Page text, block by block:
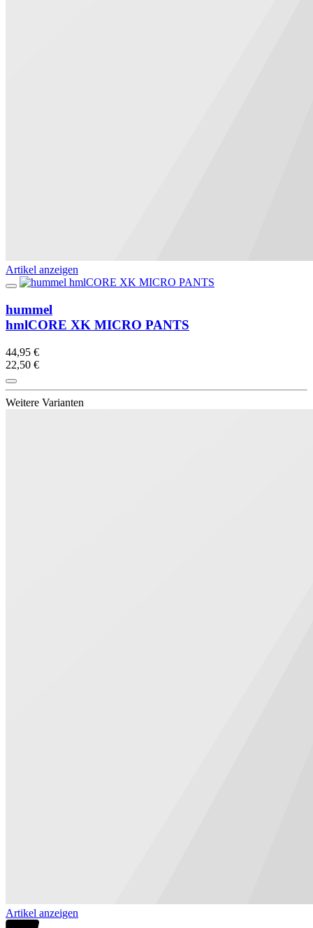
Artikel anzeigen
hummel
hmlCORE XK MICRO PANTS
44,95 €
22,50 €
Weitere Varianten
Artikel anzeigen